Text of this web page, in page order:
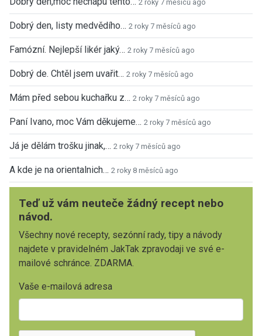
2 roky 7 měsíců ago
Dobrý den, listy medvědího… 2 roky 7 měsíců ago
Famózní. Nejlepší likér jaký… 2 roky 7 měsíců ago
Dobrý de. Chtěl jsem uvařit… 2 roky 7 měsíců ago
Mám před sebou kuchařku z… 2 roky 7 měsíců ago
Paní Ivano, moc Vám děkujeme… 2 roky 7 měsíců ago
Já je dělám trošku jinak,… 2 roky 7 měsíců ago
A kde je na orientalnich… 2 roky 8 měsíců ago
Teď už vám neuteče žádný recept nebo
návod.
Všechny nové recepty, sezónní rady, tipy a návody
najdete v pravidelném JakTak zpravodaji ve své e-
mailové schránce. ZDARMA.
Vaše e-mailová adresa